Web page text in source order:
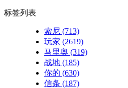
标签列表
索尼 (713)
玩家 (2619)
马里奥 (319)
战地 (185)
你的 (630)
信条 (187)